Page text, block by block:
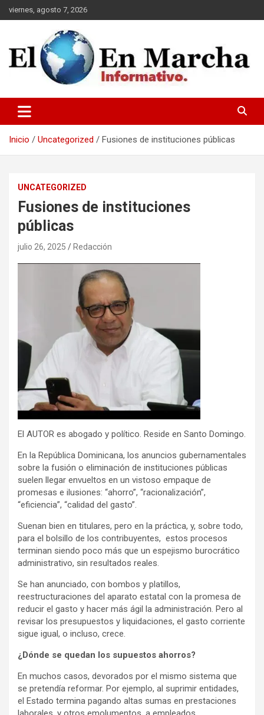
Saltar
al
viernes, agosto 7, 2026
elmundoenmarcha.net
Inicio Uncategorized Fusiones de instituciones públicas
UNCATEGORIZED
Fusiones de instituciones
públicas
julio 26, 2025 Redacción
El AUTOR es abogado y político. Reside en Santo Domingo.
En la República Dominicana, los anuncios gubernamentales
sobre la fusión o eliminación de instituciones públicas
suelen llegar envueltos en un vistoso empaque de
promesas e ilusiones: “ahorro”, “racionalización”,
“eficiencia”, “calidad del gasto”.
Suenan bien en titulares, pero en la práctica, y, sobre todo,
para el bolsillo de los contribuyentes, estos procesos
terminan siendo poco más que un espejismo burocrático
administrativo, sin resultados reales.
Se han anunciado, con bombos y platillos,
reestructuraciones del aparato estatal con la promesa de
reducir el gasto y hacer más ágil la administración. Pero al
revisar los presupuestos y liquidaciones, el gasto corriente
sigue igual, o incluso, crece.
¿Dónde se quedan los supuestos ahorros?
En muchos casos, devorados por el mismo sistema que
se pretendía reformar. Por ejemplo, al suprimir entidades,
el Estado termina pagando altas sumas en prestaciones